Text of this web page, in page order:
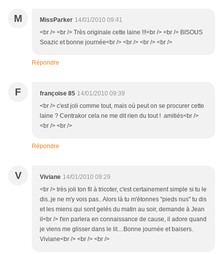
M MissParker 14/01/2010 09:41
<br /> <br /> Très originale cette laine !!!<br /> <br /> BISOUS
Soazic et bonne journée<br /> <br /> <br /> <br />
Répondre
F françoise 85 14/01/2010 09:39
<br /> c'est joli comme tout, mais où peut on se procurer cette
laine ? Centrakor cela ne me dit rien du tout ! amitiés<br />
<br /> <br />
Répondre
V Viviane 14/01/2010 09:29
<br /> très joli ton fil à tricoter, c'est certainement simple si tu le
dis..je ne m'y vois pas.. Alors là tu m'étonnes "pieds nus" tu dis
et les miens qui sont gelés du matin au soir, demande à Jean
il<br /> t'en parlera en connaissance de cause, il adore quand
je viens me glisser dans le lit....Bonne journée et baisers.
Viviane<br /> <br /> <br />